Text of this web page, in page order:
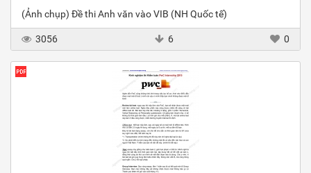
(Ảnh chụp) Đề thi Anh văn vào VIB (NH Quốc tế)
3056 6 0